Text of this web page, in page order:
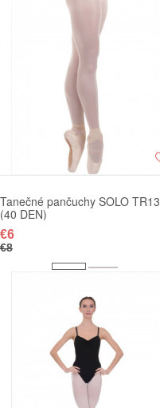
Tanečné pančuchy SOLO TR13
(40 DEN)
€6
€8